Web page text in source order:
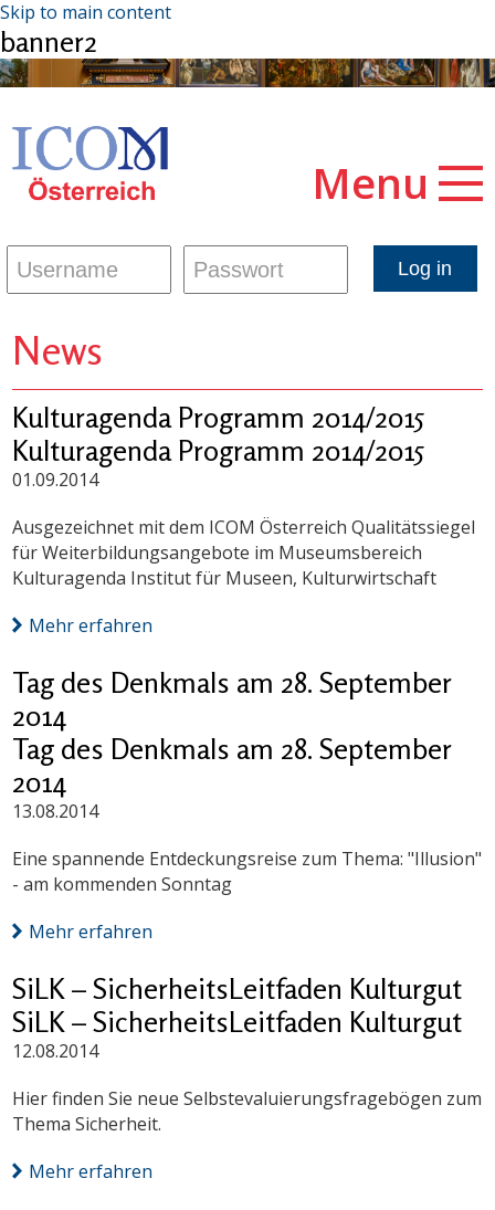
Skip to main content
banner2
Menu
News
Kulturagenda Programm 2014/2015
Kulturagenda Programm 2014/2015
01.09.2014
Ausgezeichnet mit dem ICOM Österreich Qualitätssiegel
für Weiterbildungsangebote im Museumsbereich
Kulturagenda Institut für Museen, Kulturwirtschaft
Mehr erfahren
Tag des Denkmals am 28. September
2014
Tag des Denkmals am 28. September
2014
13.08.2014
Eine spannende Entdeckungsreise zum Thema: "Illusion"
- am kommenden Sonntag
Mehr erfahren
SiLK – SicherheitsLeitfaden Kulturgut
SiLK – SicherheitsLeitfaden Kulturgut
12.08.2014
Hier finden Sie neue Selbstevaluierungsfragebögen zum
Thema Sicherheit.
Mehr erfahren